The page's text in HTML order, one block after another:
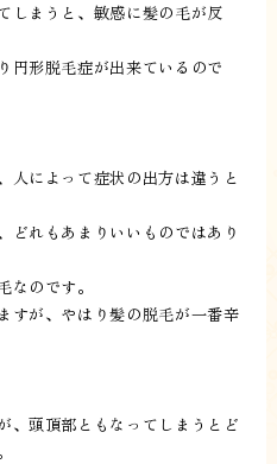
しまうと、敏感に髪の毛が反
円形脱毛症が出来ているので
人によって症状の出方は違うと
れもあまりいいものではあり
なのです。
すが、やはり髪の脱毛が一番辛
、頭頂部ともなってしまうとど